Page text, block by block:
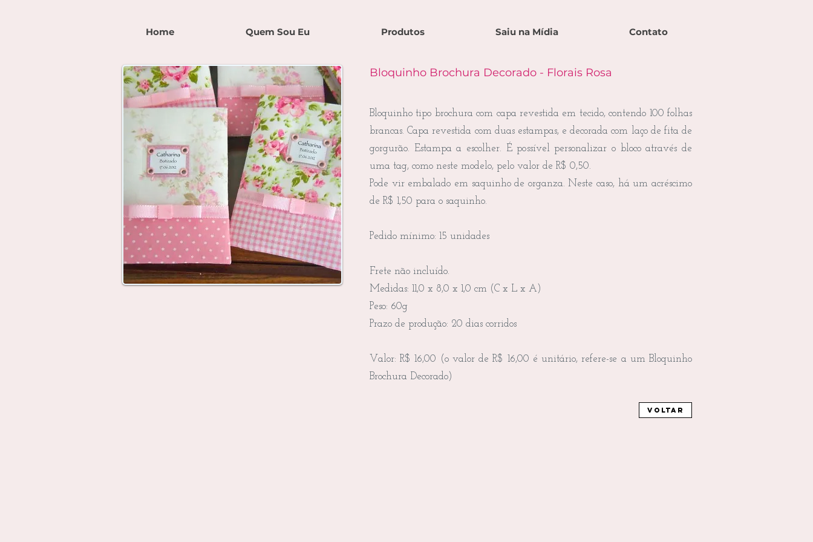
Home Quem Sou Eu Produtos Saiu na Mídia Contato
Bloquinho Brochura Decorado - Florais Rosa
Bloquinho tipo brochura com capa revestida em tecido, contendo 100 folhas
brancas. Capa revestida com duas estampas, e decorada com laço de fita de
gorgurão. Estampa a escolher. É possível personalizar o bloco através de
uma tag, como neste modelo, pelo valor de R$ 0,50.
Pode vir embalado em saquinho de organza. Neste caso, há um acréscimo
de R$ 1,50 para o saquinho.
Pedido mínimo: 15 unidades
Frete não incluído.
Medidas: 11,0 x 8,0 x 1,0 cm (C x L x A)
Peso: 60g
Prazo de produção: 20 dias corridos
Valor: R$ 16,00 (o valor de R$ 16,00 é unitário, refere-se a um Bloquinho
Brochura Decorado)
Voltar